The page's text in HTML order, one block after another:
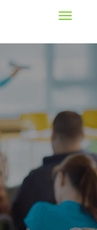
Toggle